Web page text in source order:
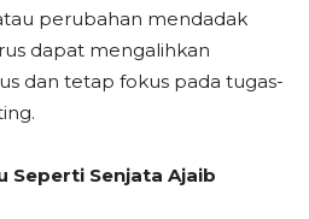
perubahan mendadak
dapat mengalihkan
dan tetap fokus pada tugas-
Seperti Senjata Ajaib